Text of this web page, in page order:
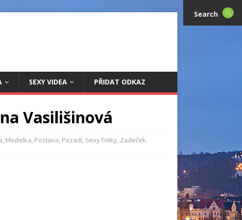
SEXY VIDEA PŘIDAT ODKAZ
Vasilišinová
, Modelka, Postava, Pozadí, Sexy Fotky, Zadeček,
Search